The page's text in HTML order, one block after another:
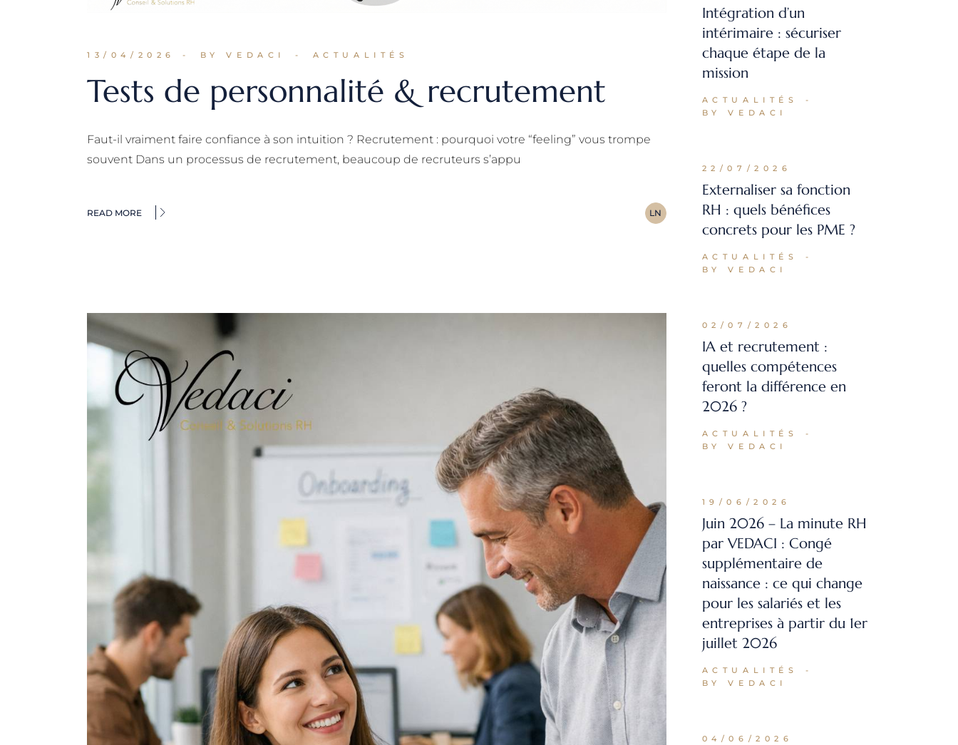
13/04/2026 BY VEDACI ACTUALITÉS
Tests de personnalité & recrutement
Faut-il vraiment faire confiance à son intuition ? Recrutement : pourquoi votre “feeling” vous trompe
souvent Dans un processus de recrutement, beaucoup de recruteurs s’appu
READ MORE LN
Intégration d’un
intérimaire : sécuriser
chaque étape de la
mission
ACTUALITÉS
BY VEDACI
22/07/2026
Externaliser sa fonction
RH : quels bénéfices
concrets pour les PME ?
ACTUALITÉS
BY VEDACI
02/07/2026
IA et recrutement :
quelles compétences
feront la différence en
2026 ?
ACTUALITÉS
BY VEDACI
19/06/2026
Juin 2026 – La minute RH
par VEDACI : Congé
supplémentaire de
naissance : ce qui change
pour les salariés et les
entreprises à partir du 1er
juillet 2026
ACTUALITÉS
BY VEDACI
04/06/2026